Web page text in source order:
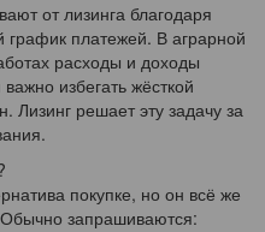
от лизинга благодаря
график платежей. В аграрной
расходы и доходы
избегать жёсткой
Лизинг решает эту задачу за
покупке, но он всё же
запрашиваются: